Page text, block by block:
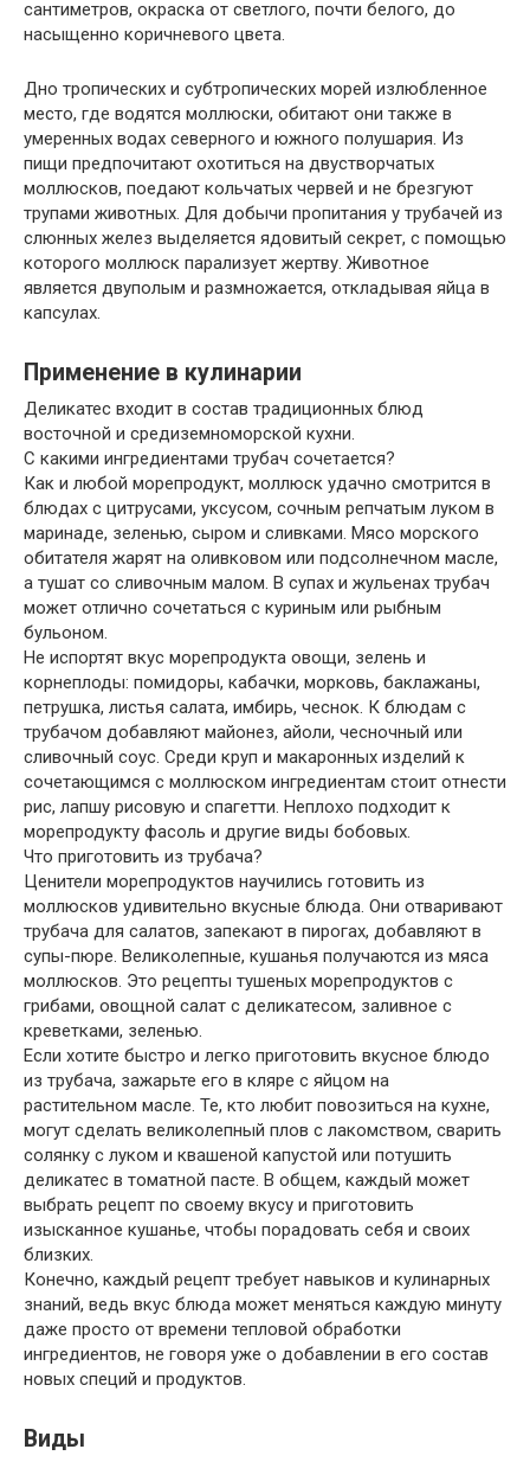
сантиметров, окраска от светлого, почти белого, до
насыщенно коричневого цвета.
Дно тропических и субтропических морей излюбленное
место, где водятся моллюски, обитают они также в
умеренных водах северного и южного полушария. Из
пищи предпочитают охотиться на двустворчатых
моллюсков, поедают кольчатых червей и не брезгуют
трупами животных. Для добычи пропитания у трубачей из
слюнных желез выделяется ядовитый секрет, с помощью
которого моллюск парализует жертву. Животное
является двуполым и размножается, откладывая яйца в
капсулах.
Применение в кулинарии
Деликатес входит в состав традиционных блюд
восточной и средиземноморской кухни.
С какими ингредиентами трубач сочетается?
Как и любой морепродукт, моллюск удачно смотрится в
блюдах с цитрусами, уксусом, сочным репчатым луком в
маринаде, зеленью, сыром и сливками. Мясо морского
обитателя жарят на оливковом или подсолнечном масле,
а тушат со сливочным малом. В супах и жульенах трубач
может отлично сочетаться с куриным или рыбным
бульоном.
Не испортят вкус морепродукта овощи, зелень и
корнеплоды: помидоры, кабачки, морковь, баклажаны,
петрушка, листья салата, имбирь, чеснок. К блюдам с
трубачом добавляют майонез, айоли, чесночный или
сливочный соус. Среди круп и макаронных изделий к
сочетающимся с моллюском ингредиентам стоит отнести
рис, лапшу рисовую и спагетти. Неплохо подходит к
морепродукту фасоль и другие виды бобовых.
Что приготовить из трубача?
Ценители морепродуктов научились готовить из
моллюсков удивительно вкусные блюда. Они отваривают
трубача для салатов, запекают в пирогах, добавляют в
супы-пюре. Великолепные, кушанья получаются из мяса
моллюсков. Это рецепты тушеных морепродуктов с
грибами, овощной салат с деликатесом, заливное с
креветками, зеленью.
Если хотите быстро и легко приготовить вкусное блюдо
из трубача, зажарьте его в кляре с яйцом на
растительном масле. Те, кто любит повозиться на кухне,
могут сделать великолепный плов с лакомством, сварить
солянку с луком и квашеной капустой или потушить
деликатес в томатной пасте. В общем, каждый может
выбрать рецепт по своему вкусу и приготовить
изысканное кушанье, чтобы порадовать себя и своих
близких.
Конечно, каждый рецепт требует навыков и кулинарных
знаний, ведь вкус блюда может меняться каждую минуту
даже просто от времени тепловой обработки
ингредиентов, не говоря уже о добавлении в его состав
новых специй и продуктов.
Виды